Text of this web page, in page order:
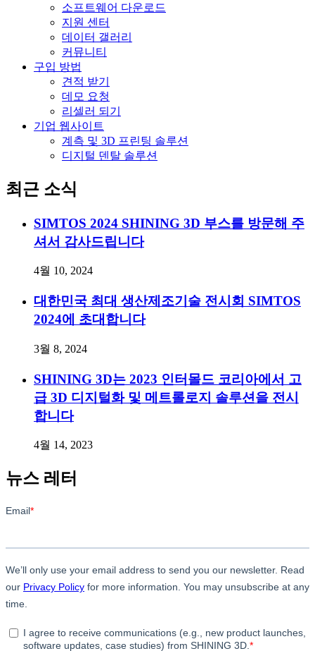
소프트웨어 다운로드
지원 센터
데이터 갤러리
커뮤니티
구입 방법
견적 받기
데모 요청
리셀러 되기
기업 웹사이트
계측 및 3D 프린팅 솔루션
디지털 덴탈 솔루션
최근 소식
SIMTOS 2024 SHINING 3D 부스를 방문해 주
셔서 감사드립니다
4월 10, 2024
대한민국 최대 생산제조기술 전시회 SIMTOS
2024에 초대합니다
3월 8, 2024
SHINING 3D는 2023 인터몰드 코리아에서 고
급 3D 디지털화 및 메트롤로지 솔루션을 전시
합니다
4월 14, 2023
뉴스 레터